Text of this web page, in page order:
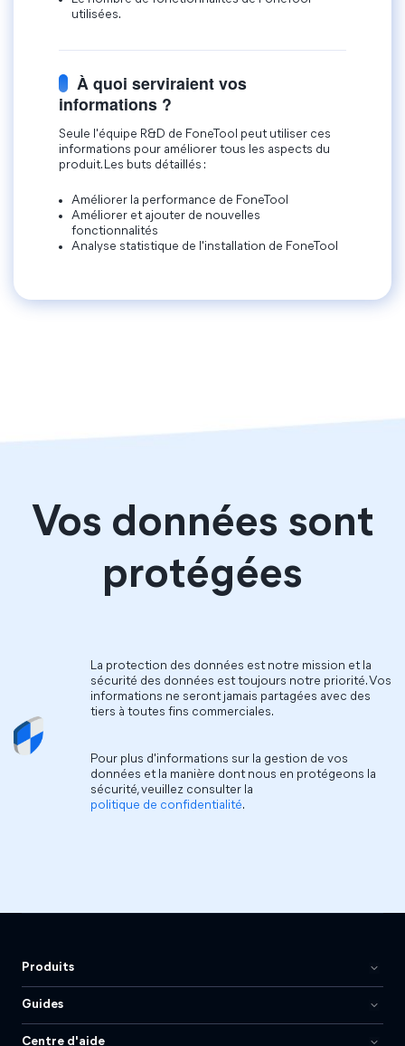
utilisées.
À quoi serviraient vos
informations ?
Seule l'équipe R&D de FoneTool peut utiliser ces
informations pour améliorer tous les aspects du
produit. Les buts détaillés :
Améliorer la performance de FoneTool
Améliorer et ajouter de nouvelles
fonctionnalités
Analyse statistique de l'installation de FoneTool
Vos données sont
protégées
La protection des données est notre mission et la
sécurité des données est toujours notre priorité. Vos
informations ne seront jamais partagées avec des
tiers à toutes fins commerciales.
Pour plus d'informations sur la gestion de vos
données et la manière dont nous en protégeons la
sécurité, veuillez consulter la
politique de confidentialité.
Produits
Guides
Centre d'aide